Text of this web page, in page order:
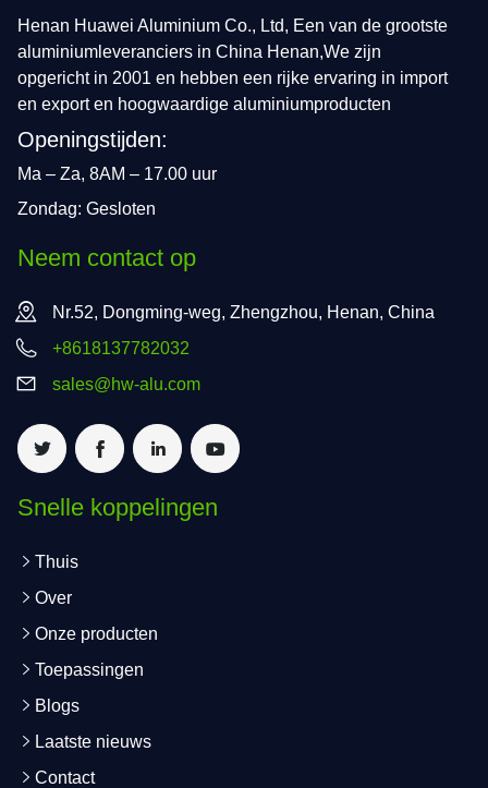
Henan Huawei Aluminium Co., Ltd, Een van de grootste
aluminiumleveranciers in China Henan,We zijn
opgericht in 2001 en hebben een rijke ervaring in import
en export en hoogwaardige aluminiumproducten
Openingstijden:
Ma – Za, 8AM – 17.00 uur
Zondag: Gesloten
Neem contact op
Nr.52, Dongming-weg, Zhengzhou, Henan, China
+8618137782032
sales@hw-alu.com
Snelle koppelingen
Thuis
Over
Onze producten
Toepassingen
Blogs
Laatste nieuws
Contact